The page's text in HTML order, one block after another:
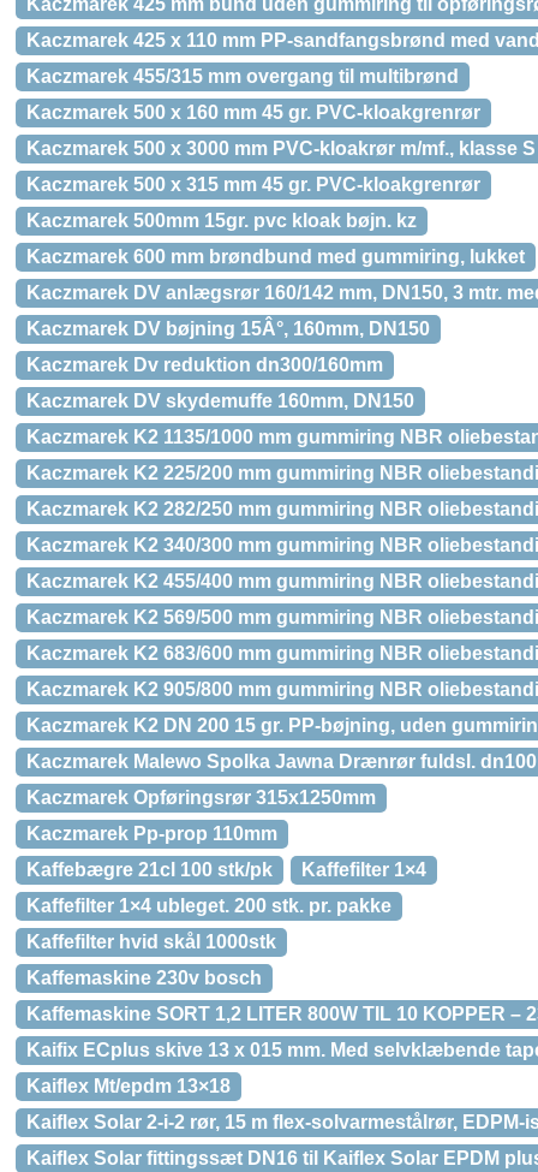
Kaczmarek 425 mm bund uden gummiring til
Kaczmarek 425 x 110 mm PP-sandfangsbrønd med
Kaczmarek 455/315 mm overgang til multibrønd
Kaczmarek 500 x 160 mm 45 gr. PVC-kloakgrenrør
Kaczmarek 500 x 3000 mm PVC-kloakrør m/mf., klasse
Kaczmarek 500 x 315 mm 45 gr. PVC-kloakgrenrør
Kaczmarek 500mm 15gr. pvc kloak bøjn. kz
Kaczmarek 600 mm brøndbund med gummiring, lukket
Kaczmarek DV anlægsrør 160/142 mm, DN150, 3 mtr.
Kaczmarek DV bøjning 15Â°, 160mm, DN150
Kaczmarek Dv reduktion dn300/160mm
Kaczmarek DV skydemuffe 160mm, DN150
Kaczmarek K2 1135/1000 mm gummiring NBR
Kaczmarek K2 225/200 mm gummiring NBR
Kaczmarek K2 282/250 mm gummiring NBR
Kaczmarek K2 340/300 mm gummiring NBR
Kaczmarek K2 455/400 mm gummiring NBR
Kaczmarek K2 569/500 mm gummiring NBR
Kaczmarek K2 683/600 mm gummiring NBR
Kaczmarek K2 905/800 mm gummiring NBR
Kaczmarek K2 DN 200 15 gr. PP-bøjning, uden
Kaczmarek Malewo Spolka Jawna Drænrør fuldsl.
Kaczmarek Opføringsrør 315x1250mm
Kaczmarek Pp-prop 110mm
Kaffebægre 21cl 100 stk/pk
Kaffefilter 1×4
Kaffefilter 1×4 ubleget. 200 stk. pr. pakke
Kaffefilter hvid skål 1000stk
Kaffemaskine 230v bosch
Kaffemaskine SORT 1,2 LITER 800W TIL 10 KOPPER –
Kaifix ECplus skive 13 x 015 mm. Med selvklæbende
Kaiflex Mt/epdm 13×18
Kaiflex Solar 2-i-2 rør, 15 m flex-solvarmestålrør, EDPM-
Kaiflex Solar fittingssæt DN16 til Kaiflex Solar EPDM